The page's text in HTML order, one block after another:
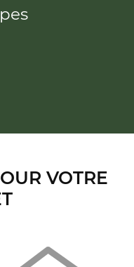
VOTRE